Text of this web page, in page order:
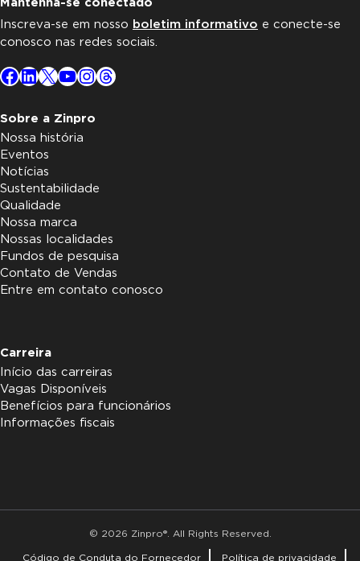
Inscreva-se em nosso boletim informativo e conecte-se
conosco nas redes sociais.
Facebook
LinkedIn
X YouTube
Instagram
Threads
Sobre a Zinpro
Nossa história
Eventos
Notícias
Sustentabilidade
Qualidade
Nossa marca
Nossas localidades
Fundos de pesquisa
Contato de Vendas
Entre em contato conosco
Carreira
Início das carreiras
Vagas Disponíveis
Benefícios para funcionários
Informações fiscais
© 2026 Zinpro®. All Rights Reserved.
Código de Conduta do Fornecedor
Política de privacidade